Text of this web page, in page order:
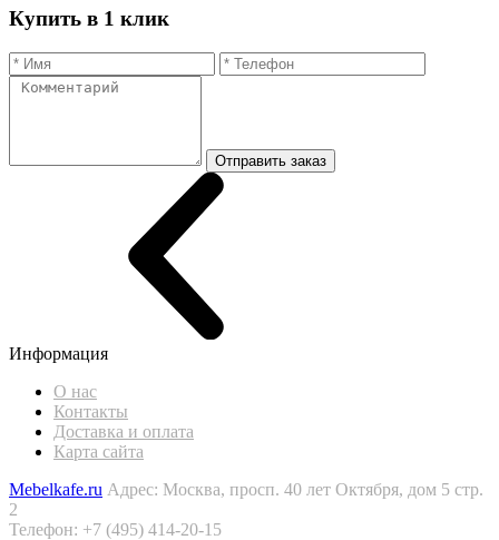
Купить в 1 клик
Отправить заказ
Информация
О нас
Контакты
Доставка и оплата
Карта сайта
Mebelkafe.ru Адрес: Москва, просп. 40 лет Октября, дом 5 стр.
2
Телефон: +7 (495) 414-20-15